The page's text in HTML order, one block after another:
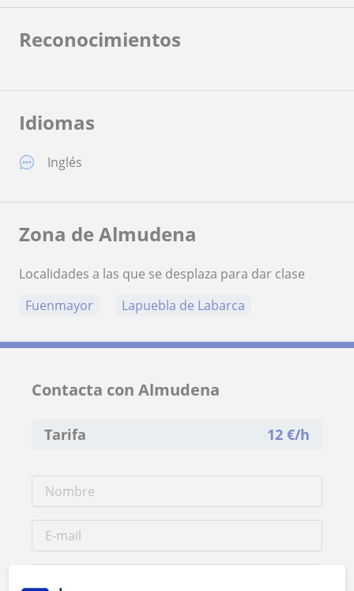
Reconocimientos
Idiomas
Inglés
Zona de Almudena
Localidades a las que se desplaza para dar clase
Fuenmayor
Lapuebla de Labarca
Contacta con Almudena
Tarifa 12 €/h